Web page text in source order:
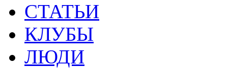
СТАТЬИ
КЛУБЫ
ЛЮДИ